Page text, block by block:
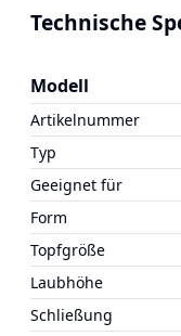
Technische
Modell
Artikelnummer
Typ
Geeignet für
Form
Topfgröße
Laubhöhe
Schließung